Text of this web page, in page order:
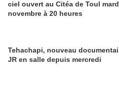
ciel ouvert au Citéa de Toul
novembre à 20 heures
Tehachapi, nouveau
JR en salle depuis mercredi